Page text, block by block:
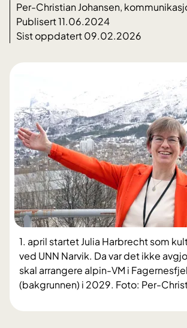
Per-Christian Johansen,
Publisert 11.06.2024
Sist oppdatert 09.02.2026
1. april startet Julia Harbrecht som
ved UNN Narvik. Da var det ikke
skal arrangere alpin-VM i
(bakgrunnen) i 2029. Foto: Per-